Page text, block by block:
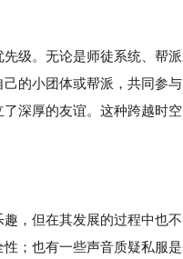
级。无论是师徒系统、帮
的小团体或帮派，共同参
深厚的友谊。这种跨越时
，但在其发展的过程中也
；也有一些声音质疑私服